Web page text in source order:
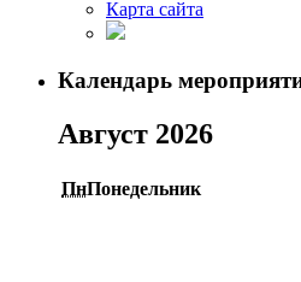
Карта сайта
Календарь
Август 2026
ПнПонедельник